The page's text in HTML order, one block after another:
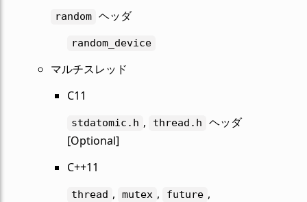
random ヘッダ
random_device
マルチスレッド
C11
stdatomic.h , thread.h
ヘッダ
[Optional]
C++11
thread , mutex , future ,